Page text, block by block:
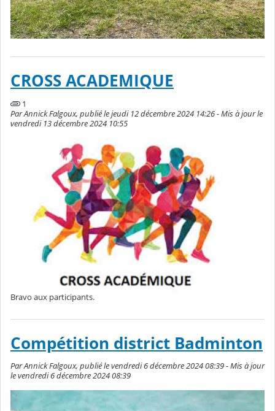
CROSS ACADEMIQUE
1
Par Annick Falgoux, publié le jeudi 12 décembre 2024 14:26 - Mis à jour le
vendredi 13 décembre 2024 10:55
Bravo aux participants.
Compétition district Badminton
Par Annick Falgoux, publié le vendredi 6 décembre 2024 08:39 - Mis à jour
le vendredi 6 décembre 2024 08:39